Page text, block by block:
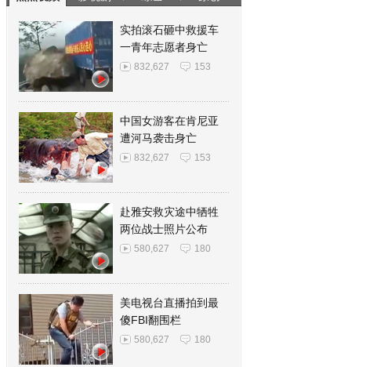
实拍滚石砸中救援车
一青年志愿者身亡
832,627 153
中国女游客在肯尼亚
遭河马袭击身亡
832,627 153
赴雅安救灾途中牺牲
两位战士照片公布
580,627 180
美电视台直播拍到最
傻FBI翻围栏
580,627 180